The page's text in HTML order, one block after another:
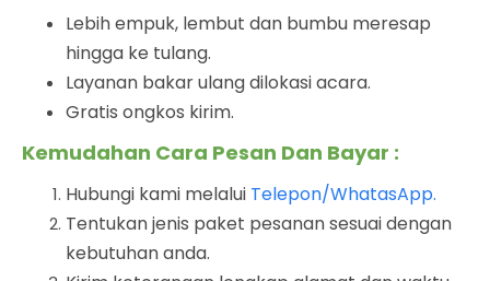
Lebih empuk, lembut dan bumbu meresap
hingga ke tulang.
Layanan bakar ulang dilokasi acara.
Gratis ongkos kirim.
Kemudahan Cara Pesan Dan Bayar :
Hubungi kami melalui Telepon/WhatasApp.
Tentukan jenis paket pesanan sesuai dengan
kebutuhan anda.